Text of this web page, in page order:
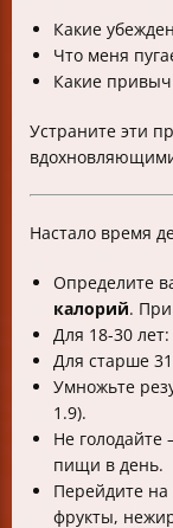
Какие
Что меня
Какие
Устраните эти
Настало время
Определите
калорий.
Для 18-30
Для старше
Умножьте
1.9).
Не
пищи в день.
Перейдите
фрукты,